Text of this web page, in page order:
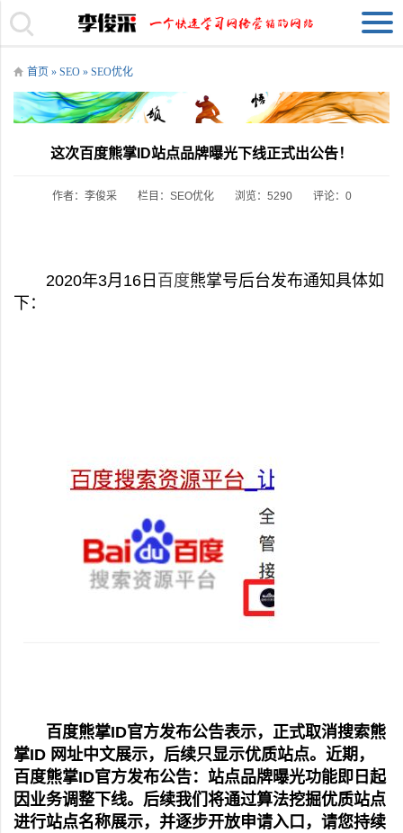
首页 » SEO » SEO优化
​这次百度熊掌ID站点品牌曝光下线正式出公告！
作者：李俊采 栏目： SEO优化 浏览：5290 评论：0
2020年3月16日 百度熊掌号后台发布通知具体如
下：
百度熊掌ID官方发布公告表示，正式取消搜索熊
掌ID 网址中文展示，后续只显示优质站点。近期，
百度熊掌ID官方发布公告：站点品牌曝光功能即日起
因业务调整下线。后续我们将通过算法挖掘优质站点
进行站点名称展示，并逐步开放申请入口，请您持续